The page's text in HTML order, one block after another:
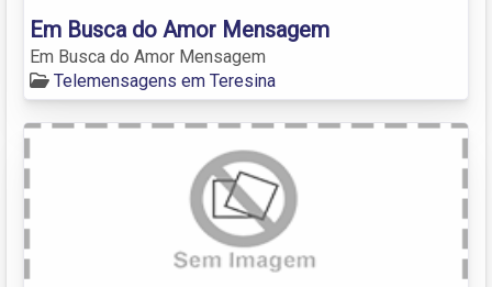
Em Busca do Amor Mensagem
Em Busca do Amor Mensagem
Telemensagens em Teresina